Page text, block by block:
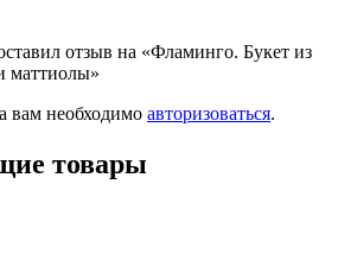
отзыв на «Фламинго. Букет из
маттиолы»
вам необходимо авторизоваться.
товары